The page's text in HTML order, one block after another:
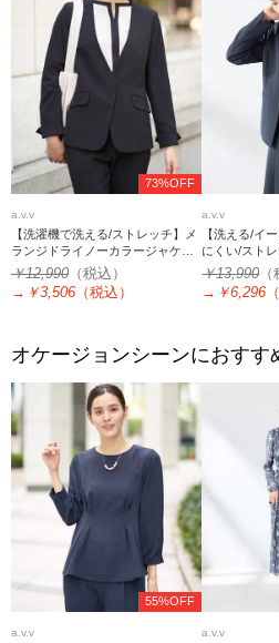
73%OFF
a.v.v
【洗濯機で洗える/ストレッチ】メ
ランジドライノーカラージャケッ
ト
￥12,990 （税込）
→ ￥3,506 （税込）
a.v.v
【洗える/イ
にくい/スト
ード調ノーカ
￥13,990（
→ ￥6,296
オケージョンシーンにおすす
55%OFF
a.v.v a.v.v